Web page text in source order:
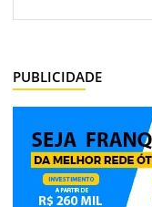
PUBLICIDADE